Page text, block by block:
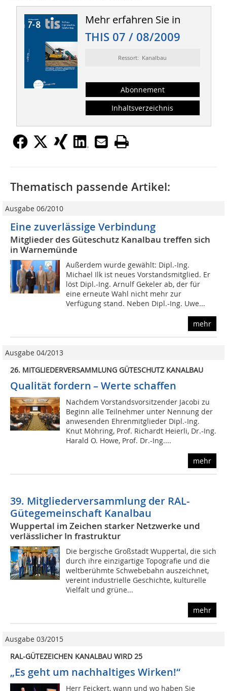
Mehr erfahren Sie in
THIS 07 / 08/2009
Ressort: Kanalbau
Abonnement
Inhaltsverzeichnis
Thematisch passende Artikel:
Ausgabe 06/2010
Eine zuverlässige Verbindung
Mitglieder des Güteschutz Kanalbau treffen sich
in Warnemünde
Außerdem wurde gewählt: Dipl.-Ing.
Michael Ilk ist neues Vorstandsmitglied. Er
löst Dipl.-Ing. Arnulf Gekeler ab, der für
eine erneute Wahl nicht mehr zur
Verfügung stand. Neben Dipl.-Ing. Uwe...
mehr
Ausgabe 04/2013
26. MITGLIEDERVERSAMMLUNG GÜTESCHUTZ KANALBAU
Qualität fordern – Werte schaffen
Nachdem Vorstandsvorsitzender Jacobi zu
Beginn alle Teilnehmer unter Nennung der
anwesenden Ehrenmitglieder Dipl.-Ing.
Knut Möhring, Prof. Richardt Heierli, Dr.-Ing.
Harald O. Howe, Prof. Dr.-Ing....
mehr
39. Mitgliederversammlung der RAL-
Gütegemeinschaft Kanalbau
Wuppertal im Zeichen starker Netzwerke und
verlässlicher In frastruktur
Die bergische Großstadt Wuppertal, die sich
durch ihre einzigartige Topografie und die
weltberühmte Schwebebahn auszeichnet,
vereint industrielle Geschichte, kulturelle
Vielfalt und grüne...
mehr
Ausgabe 03/2015
RAL-GÜTEZEICHEN KANALBAU WIRD 25
„Es geht um nachhaltiges Wirken!“
Herr Feickert, wann und wo haben Sie